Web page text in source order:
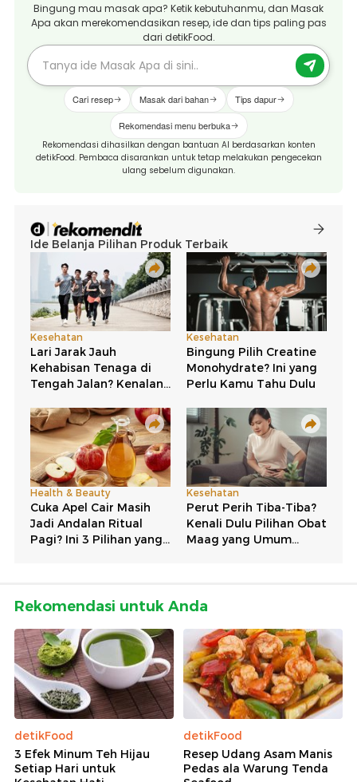
Bingung mau masak apa? Ketik kebutuhanmu, dan Masak
Apa akan merekomendasikan resep, ide dan tips paling pas
dari detikFood.
Cari resep Masak dari bahan Tips dapur
Rekomendasi menu berbuka
Rekomendasi dihasilkan dengan bantuan AI berdasarkan konten
detikFood. Pembaca disarankan untuk tetap melakukan pengecekan
ulang sebelum digunakan.
Rekomendasi untuk Anda
detikFood
3 Efek Minum Teh Hijau
Setiap Hari untuk
detikFood
Resep Udang Asam Manis
Pedas ala Warung Tenda